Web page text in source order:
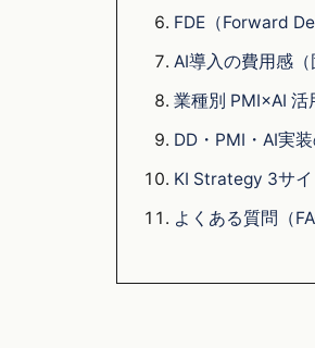
FDE（Forward
AI導入の費用感
業種別 PMI×AI 活
DD・PMI・AI実
KI Strategy 3サイ
よくある質問（